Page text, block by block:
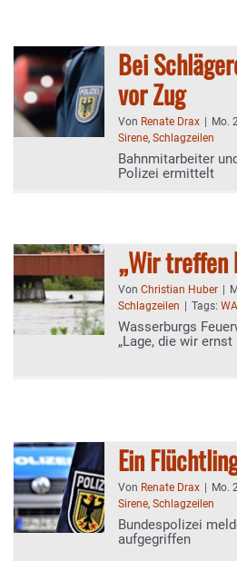
Bei
vor Zug
Von Renate Drax Mo.
Sirene, Schlagzeilen
Bahnmitarbeiter
Polizei ermittelt
„Wir treffen
Von Christian Huber
Schlagzeilen
Tags:
Wasserburgs
„Lage, die wir
Ein
Von Renate Drax Mo.
Sirene, Schlagzeilen
Bundespolizei
aufgegriffen